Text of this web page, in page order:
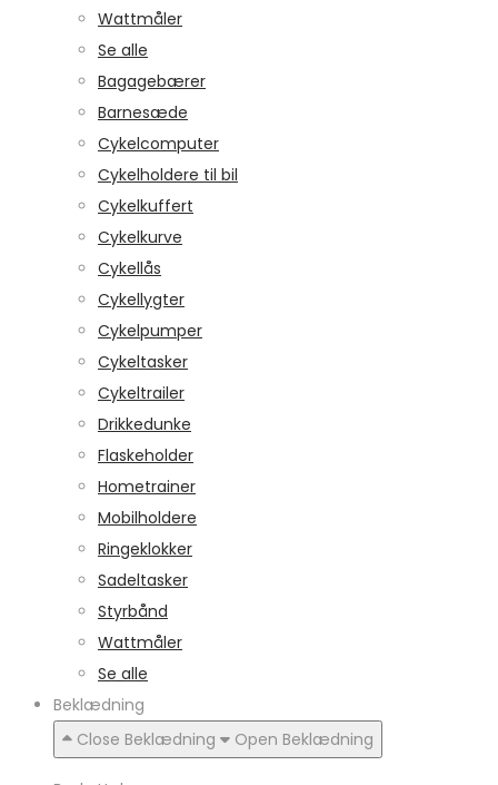
Wattmåler
Se alle
Bagagebærer
Barnesæde
Cykelcomputer
Cykelholdere til bil
Cykelkuffert
Cykelkurve
Cykellås
Cykellygter
Cykelpumper
Cykeltasker
Cykeltrailer
Drikkedunke
Flaskeholder
Hometrainer
Mobilholdere
Ringeklokker
Sadeltasker
Styrbånd
Wattmåler
Se alle
Beklædning
Close Beklædning
Open Beklædning